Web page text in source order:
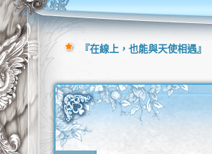
『在線上，也能與天使相遇』